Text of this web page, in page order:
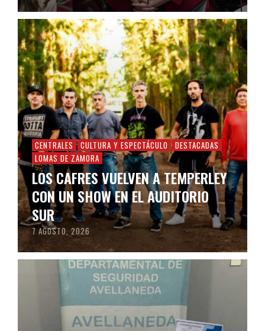
CENTRALES CULTURA Y ESPECTÁCULO
DESTACADAS
LOMAS DE ZAMORA
LOS CAFRES VUELVEN A TEMPERLEY
CON UN SHOW EN EL AUDITORIO
SUR
7 AGOSTO, 2026